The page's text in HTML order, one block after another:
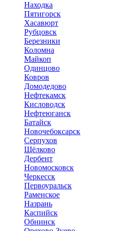
Находка
Пятигорск
Хасавюрт
Рубцовск
Березники
Коломна
Майкоп
Одинцово
Ковров
Домодедово
Нефтекамск
Кисловодск
Нефтеюганск
Батайск
Новочебоксарск
Серпухов
Щёлково
Дербент
Новомосковск
Черкесск
Первоуральск
Раменское
Назрань
Каспийск
Обнинск